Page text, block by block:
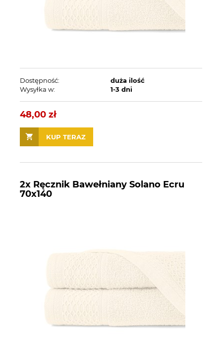
Dostępność:
duża ilość
Wysyłka w:
1-3 dni
48,00 zł
KUP TERAZ
2x Ręcznik Bawełniany Solano Ecru
70x140